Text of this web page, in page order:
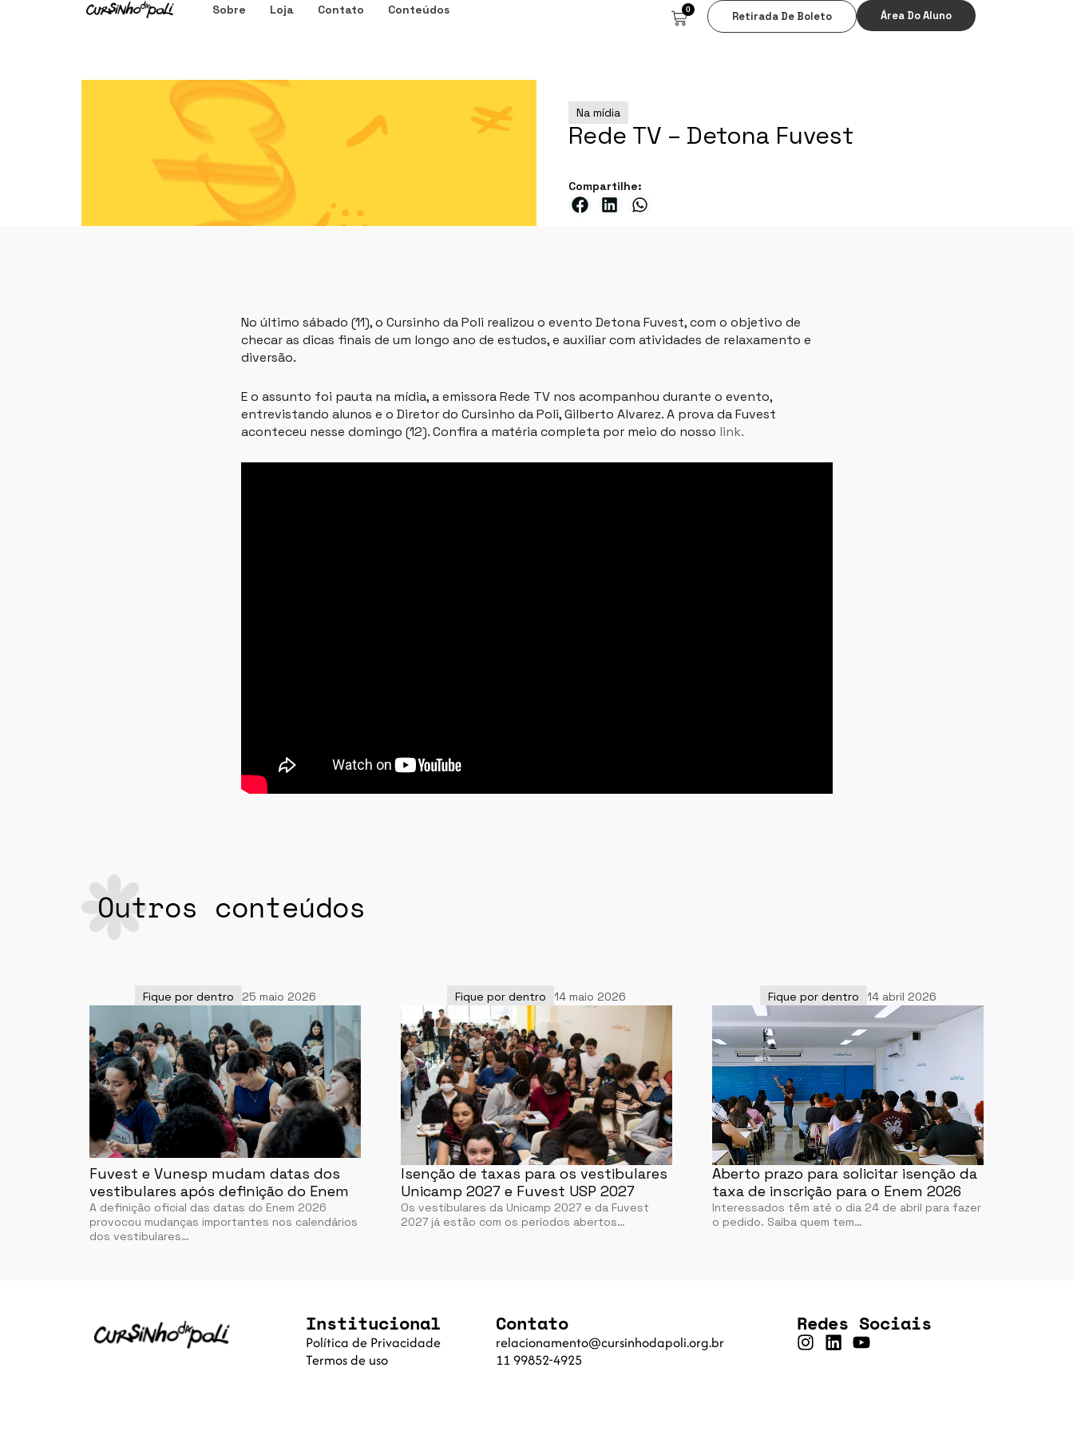
Sobre Loja Contato Conteúdos 0
Retirada De Boleto Área Do Aluno
Na mídia
Rede TV – Detona Fuvest
Compartilhe:
No último sábado (11), o Cursinho da Poli realizou o evento Detona Fuvest, com o objetivo de
checar as dicas finais de um longo ano de estudos, e auxiliar com atividades de relaxamento e
diversão.
E o assunto foi pauta na mídia, a emissora Rede TV nos acompanhou durante o evento,
entrevistando alunos e o Diretor do Cursinho da Poli, Gilberto Alvarez. A prova da Fuvest
aconteceu nesse domingo (12). Confira a matéria completa por meio do nosso link.
Outros conteúdos
Fique por dentro 25 maio 2026
Fuvest e Vunesp mudam datas dos
vestibulares após definição do Enem
A definição oficial das datas do Enem 2026
provocou mudanças importantes nos calendários
dos vestibulares…
Fique por dentro 14 maio 2026
Isenção de taxas para os vestibulares
Unicamp 2027 e Fuvest USP 2027
Os vestibulares da Unicamp 2027 e da Fuvest
2027 já estão com os períodos abertos…
Fique por dentro 14 abril 2026
Aberto prazo para solicitar isenção da
taxa de inscrição para o Enem 2026
Interessados têm até o dia 24 de abril para fazer
o pedido. Saiba quem tem…
Institucional
Política de Privacidade
Termos de uso
Contato
relacionamento@cursinhodapoli.org.br
11 99852-4925
Redes Sociais